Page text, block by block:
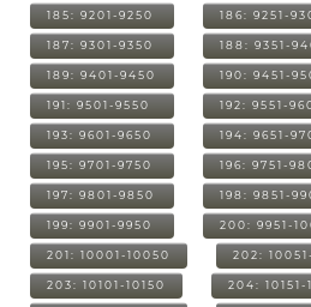
185: 9201-9250 186: 9251-
187: 9301-9350 188: 9351-
189: 9401-9450 190: 9451-
191: 9501-9550 192: 9551-
193: 9601-9650 194: 9651-
195: 9701-9750 196: 9751-
197: 9801-9850 198: 9851-
199: 9901-9950 200: 9951-
201: 10001-10050 202:
203: 10101-10150 204: 10151-